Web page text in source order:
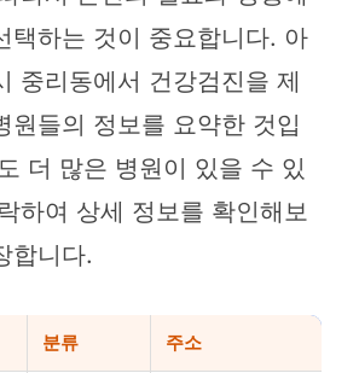
택하는 것이 중요합니다. 아
중리동에서 건강검진을 제
원들의 정보를 요약한 것입
더 많은 병원이 있을 수 있
하여 상세 정보를 확인해보
합니다.
분류 주소